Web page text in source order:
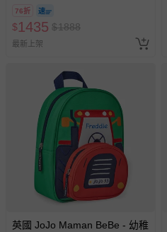
76折
$1435 $1888
最新上架
英國 JoJo Maman BeBe - 幼稚